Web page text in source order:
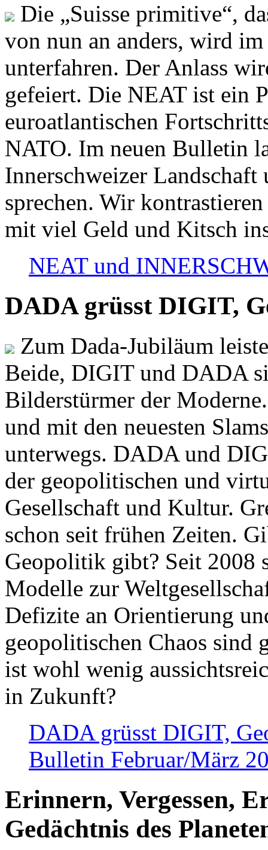
Die „Suisse primitive“,
von nun an anders, wird
unterfahren. Der Anlass
gefeiert. Die NEAT ist ein
euroatlantischen
NATO. Im neuen Bulletin
Innerschweizer
sprechen. Wir
mit viel Geld und Kitsch
NEAT und
DADA grüsst DIGIT,
Zum Dada-Jubiläum
Beide, DIGIT und DADA
Bilderstürmer der
und mit den neuesten
unterwegs. DADA und
der geopolitischen und
Gesellschaft und Kultur.
schon seit frühen Zeiten.
Geopolitik gibt? Seit 2008
Modelle zur
Defizite an Orientierung
geopolitischen Chaos sind
ist wohl wenig
in Zukunft?
DADA grüsst DIGIT,
Bulletin Februar/März
Erinnern, Vergessen,
Gedächtnis des